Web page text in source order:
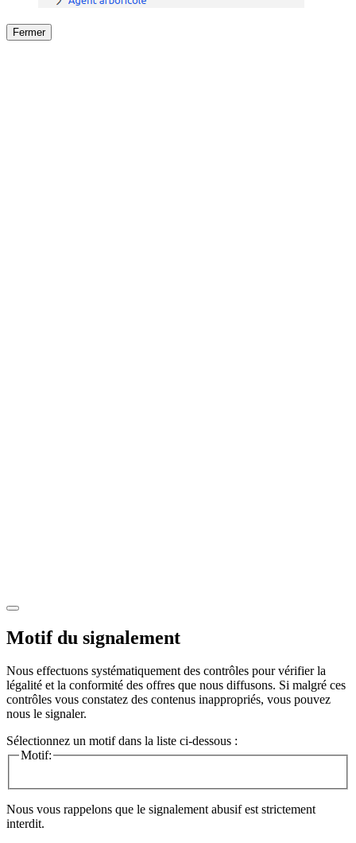
Fermer
Motif du signalement
Nous effectuons systématiquement des contrôles pour vérifier la
légalité et la conformité des offres que nous diffusons. Si malgré ces
contrôles vous constatez des contenus inappropriés, vous pouvez
nous le signaler.
Sélectionnez un motif dans la liste ci-dessous :
Motif:
Nous vous rappelons que le signalement abusif est strictement
interdit.